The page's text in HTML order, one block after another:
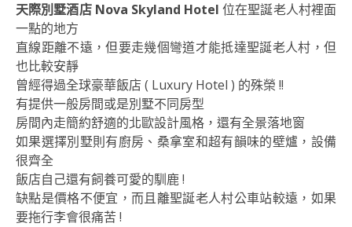
天際別墅酒店 Nova Skyland Hotel 位在聖誕老人村裡面
一點的地方
直線距離不遠，但要走幾個彎道才能抵達聖誕老人村，但
也比較安靜
曾經得過全球豪華飯店 ( Luxury Hotel ) 的殊榮 !!
有提供一般房間或是別墅不同房型
房間內走簡約舒適的北歐設計風格，還有全景落地窗
如果選擇別墅則有廚房、桑拿室和超有韻味的壁爐，設備
很齊全
飯店自己還有飼養可愛的馴鹿 !
缺點是價格不便宜，而且離聖誕老人村公車站較遠，如果
要拖行李會很痛苦 !